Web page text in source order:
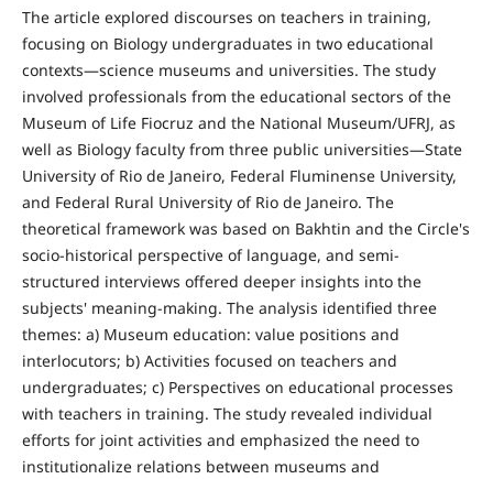
The article explored discourses on teachers in training,
focusing on Biology undergraduates in two educational
contexts—science museums and universities. The study
involved professionals from the educational sectors of the
Museum of Life Fiocruz and the National Museum/UFRJ, as
well as Biology faculty from three public universities—State
University of Rio de Janeiro, Federal Fluminense University,
and Federal Rural University of Rio de Janeiro. The
theoretical framework was based on Bakhtin and the Circle's
socio-historical perspective of language, and semi-
structured interviews offered deeper insights into the
subjects' meaning-making. The analysis identified three
themes: a) Museum education: value positions and
interlocutors; b) Activities focused on teachers and
undergraduates; c) Perspectives on educational processes
with teachers in training. The study revealed individual
efforts for joint activities and emphasized the need to
institutionalize relations between museums and